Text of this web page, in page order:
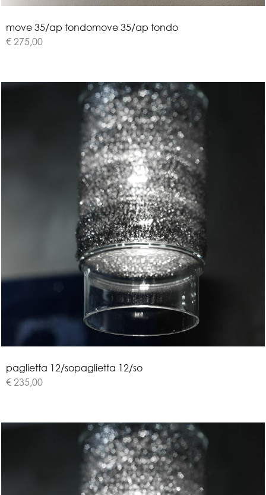
move 35/ap tondomove 35/ap tondo
€ 275,00
paglietta 12/sopaglietta 12/so
€ 235,00